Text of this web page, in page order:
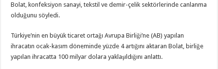
Bolat, konfeksiyon sanayi, tekstil ve demir-çelik sektörlerinde canlanma
olduğunu söyledi.
Türkiye’nin en büyük ticaret ortağı Avrupa Birliği’ne (AB) yapılan
ihracatın ocak-kasım döneminde yüzde 4 artığını aktaran Bolat, birliğe
yapılan ihracatta 100 milyar dolara yaklaşıldığını anlattı.